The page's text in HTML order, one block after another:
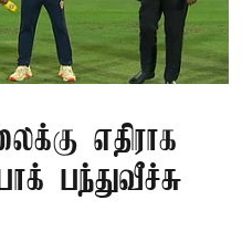
எதிராக
பந்துவீச்சு